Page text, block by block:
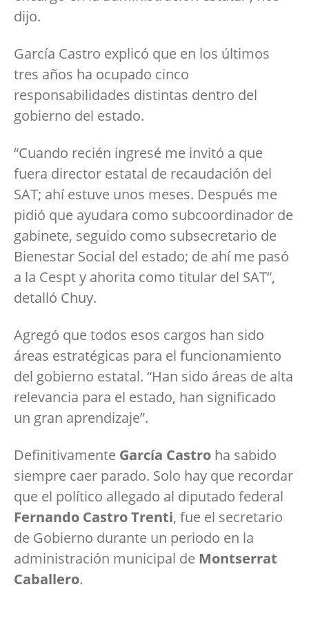
dijo.
García Castro explicó que en los últimos
tres años ha ocupado cinco
responsabilidades distintas dentro del
gobierno del estado.
“Cuando recién ingresé me invitó a que
fuera director estatal de recaudación del
SAT; ahí estuve unos meses. Después me
pidió que ayudara como subcoordinador de
gabinete, seguido como subsecretario de
Bienestar Social del estado; de ahí me pasó
a la Cespt y ahorita como titular del SAT”,
detalló Chuy.
Agregó que todos esos cargos han sido
áreas estratégicas para el funcionamiento
del gobierno estatal. “Han sido áreas de alta
relevancia para el estado, han significado
un gran aprendizaje”.
Definitivamente García Castro ha sabido
siempre caer parado. Solo hay que recordar
que el político allegado al diputado federal
Fernando Castro Trenti, fue el secretario
de Gobierno durante un periodo en la
administración municipal de Montserrat
Caballero.